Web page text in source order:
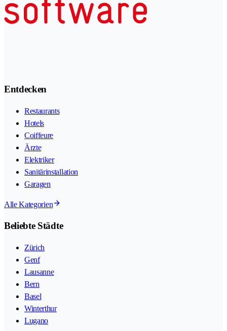
Entdecken
Restaurants
Hotels
Coiffeure
Ärzte
Elektriker
Sanitärinstallation
Garagen
Alle Kategorien
Beliebte Städte
Zürich
Genf
Lausanne
Bern
Basel
Winterthur
Lugano